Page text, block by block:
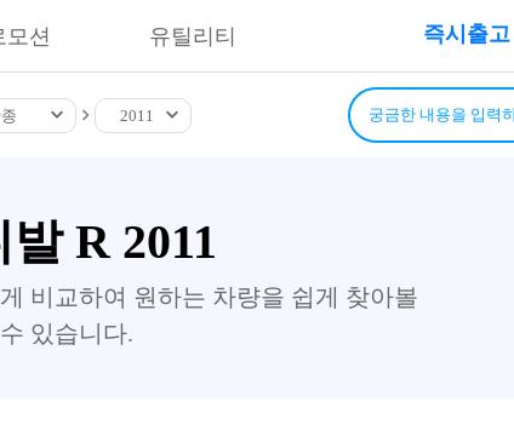
즉시출고
모션 유틸리티
2011
R 2011
비교하여 원하는 차량을 쉽게 찾아볼
수 있습니다.